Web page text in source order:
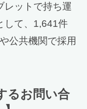
レットで持ち運
して、1,641件
公共機関で採用
るお問い合